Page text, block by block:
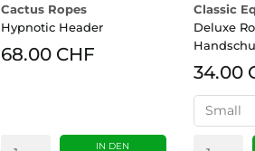
Cactus Ropes
Hypnotic Header
68.00 CHF
IN DEN
Classic
Deluxe
34.00